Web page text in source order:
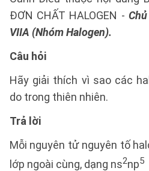
ĐƠN CHẤT HALOGEN -
VIIA (Nhóm Halogen).
Câu hỏi
Hãy giải thích vì sao các
do trong thiên nhiên.
Trả lời
Mỗi nguyên tử nguyên tố
lớp ngoài cùng, dạng ns2np5